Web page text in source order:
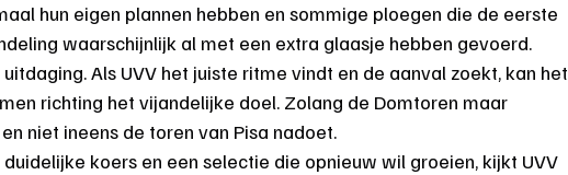
hun eigen plannen hebben en sommige ploegen die de eerste
waarschijnlijk al met een extra glaasje hebben gevoerd.
Als UVV het juiste ritme vindt en de aanval zoekt, kan het
richting het vijandelijke doel. Zolang de Domtoren maar
niet ineens de toren van Pisa nadoet.
koers en een selectie die opnieuw wil groeien, kijkt UVV